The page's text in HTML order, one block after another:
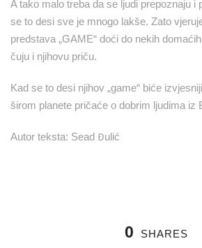
A tako malo treba da se ljudi prepoznaju i
se to desi sve je mnogo lakše. Zato
predstava „GAME“ doći do nekih
čuju i njihovu priču.
Kad se to desi njihov „game“ biće
širom planete pričaće o dobrim ljudima iz
Autor teksta: Sead Đulić
0 SHARES